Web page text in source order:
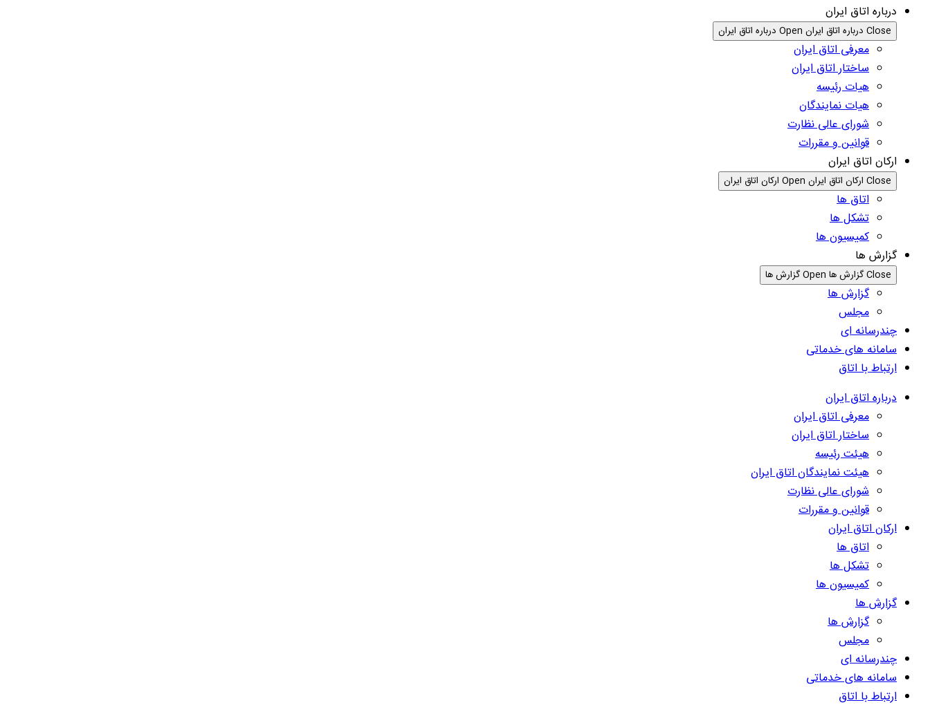
درباره اتاق ایران
Close درباره اتاق ایران Open درباره اتاق ایران
معرفی اتاق ایران
ساختار اتاق ایران
هیات رئیسه
هیات نمایندگان
شورای عالی نظارت
قوانین و مقررات
ارکان اتاق ایران
Close ارکان اتاق ایران Open ارکان اتاق ایران
اتاق ها
تشکل ها
کمیسیون ها
گزارش ها
Close گزارش ها Open گزارش ها
گزارش ها
مجلس
چندرسانه ای
سامانه های خدماتی
ارتباط با اتاق
درباره اتاق ایران
معرفی اتاق ایران
ساختار اتاق ایران
هیئت رئیسه
هیئت نمایندگان اتاق ایران
شورای عالی نظارت
قوانین و مقررات
ارکان اتاق ایران
اتاق ها
تشکل ها
کمیسیون ها
گزارش ها
گزارش ها
مجلس
چندرسانه ای
سامانه های خدماتی
ارتباط با اتاق